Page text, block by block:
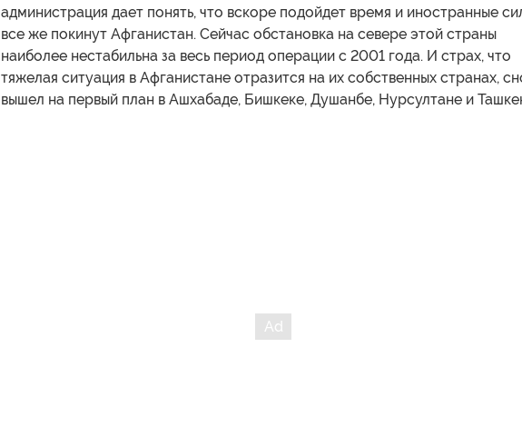
администрация дает понять, что вскоре подойдет время и иностранные
все же покинут Афганистан. Сейчас обстановка на севере этой страны
наиболее нестабильна за весь период операции с 2001 года. И страх, что
тяжелая ситуация в Афганистане отразится на их собственных странах,
вышел на первый план в Ашхабаде, Бишкеке, Душанбе, Нурсултане и